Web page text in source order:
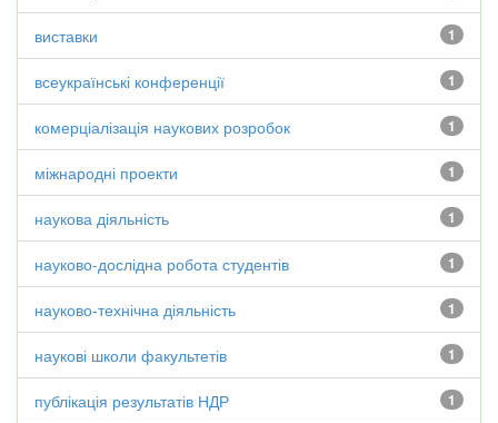
1
виставки
1
всеукраїнські конференції
1
комерціалізація наукових розробок
1
міжнародні проекти
1
наукова діяльність
1
науково-дослідна робота студентів
1
науково-технічна діяльність
1
наукові школи факультетів
1
публікація результатів НДР